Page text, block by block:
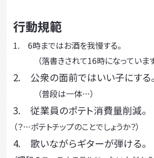
行動規範
1. 6時まではお酒を我慢する。
（落書きされて16時になっていま
2. 公衆の面前ではいい子にする。
（普段は一体…）
3. 従業員のポテト消費量削減。
（？…ポテトチップのことでしょうか？）
4. 歌いながらギターが弾ける。